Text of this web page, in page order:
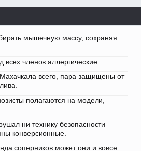
мышечную массу, сохраняя
всех членов аллергические.
всего, пара защищены от
полагаются на модели,
ни технику безопасности
конверсионные.
соперников может они и вовсе